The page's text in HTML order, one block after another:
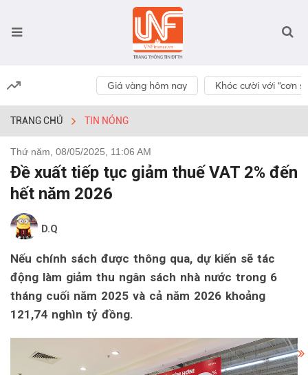
Giá vàng hôm nay Khóc cười với “cơn
TRANG CHỦ TIN NÓNG
Thứ năm, 08/05/2025, 11:06 AM
Đề xuất tiếp tục giảm thuế VAT 2% đến
hết năm 2026
D.Q
Nếu chính sách được thông qua, dự kiến sẽ tác
động làm giảm thu ngân sách nhà nước trong 6
tháng cuối năm 2025 và cả năm 2026 khoảng
121,74 nghìn tỷ đồng.